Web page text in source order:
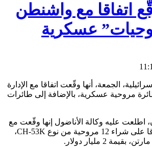
اتفاقا مع واشنطن
عسكرية
الجمعة، أنها وقّعت اتفاقا مع الإدارة
لشراء 12 طائرة مروحية عسكرية، بالإضافة إلى طائرات
اطلعت عليه وكالة الأناضول إنها وقّعت مع
نظيرتها الأمريكية، اتفاقا على شراء 12 مروحية من نوع CH-53K،
2 مليار دولار.